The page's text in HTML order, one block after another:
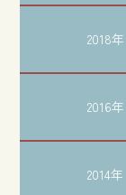
2018年
2016年
2014年